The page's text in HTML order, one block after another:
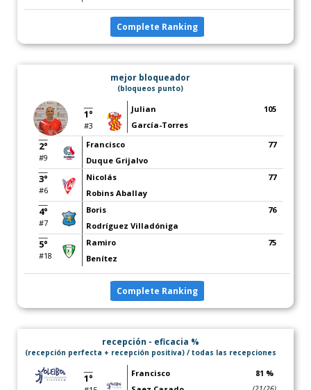
Complete Ranking
mejor bloqueador
(bloqueos punto)
1°
#3
Julian
García-Torres
105
2°
#9
Francisco
Duque Grijalvo
77
3°
#6
Nicolás
Robins Aballay
77
4°
#7
Boris
Rodríguez Villadóniga
76
5°
#18
Ramiro
Benítez
75
Complete Ranking
recepción - eficacia %
(recepción perfecta + recepción positiva) / todas las recepciones
1°
Francisco
81 %